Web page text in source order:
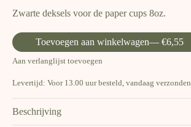
Zwarte deksels voor de paper cups 8oz.
Toevoegen aan winkelwagen — €6,55
Aan verlanglijst toevoegen
Levertijd: Voor 13.00 uur besteld, vandaag verzonden
Beschrijving